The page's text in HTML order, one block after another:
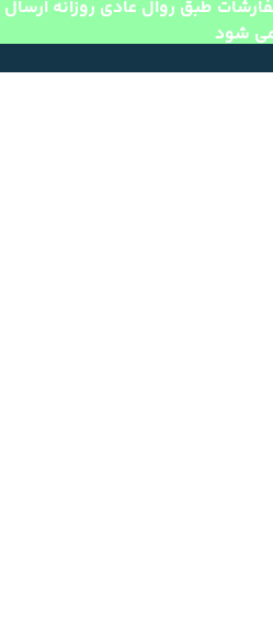
طبق روال عادی روزانه ارسال
شود